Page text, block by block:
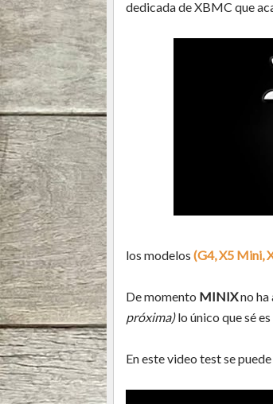
dedicada de XBMC que
los modelos (G4, X5 Mini,
De momento MINIXno ha
próxima)lo único que sé es
En este video test se